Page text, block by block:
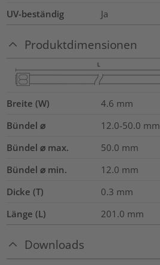
UV-beständig Ja
Produktdimensionen
Breite (W) 4.6 mm
Bündel ⌀
12.0-50.0 mm
Bündel ⌀ max.
50.0 mm
Bündel ⌀ min.
12.0 mm
Dicke (T)
0.3 mm
Länge (L)
201.0 mm
Downloads